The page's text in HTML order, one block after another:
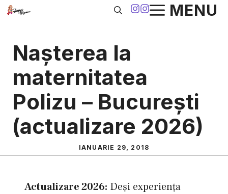
Sari
MENU
Naşterea la
maternitatea
Polizu – Bucureşti
(actualizare 2026)
IANUARIE 29, 2018
Actualizare 2026: Deși experiența